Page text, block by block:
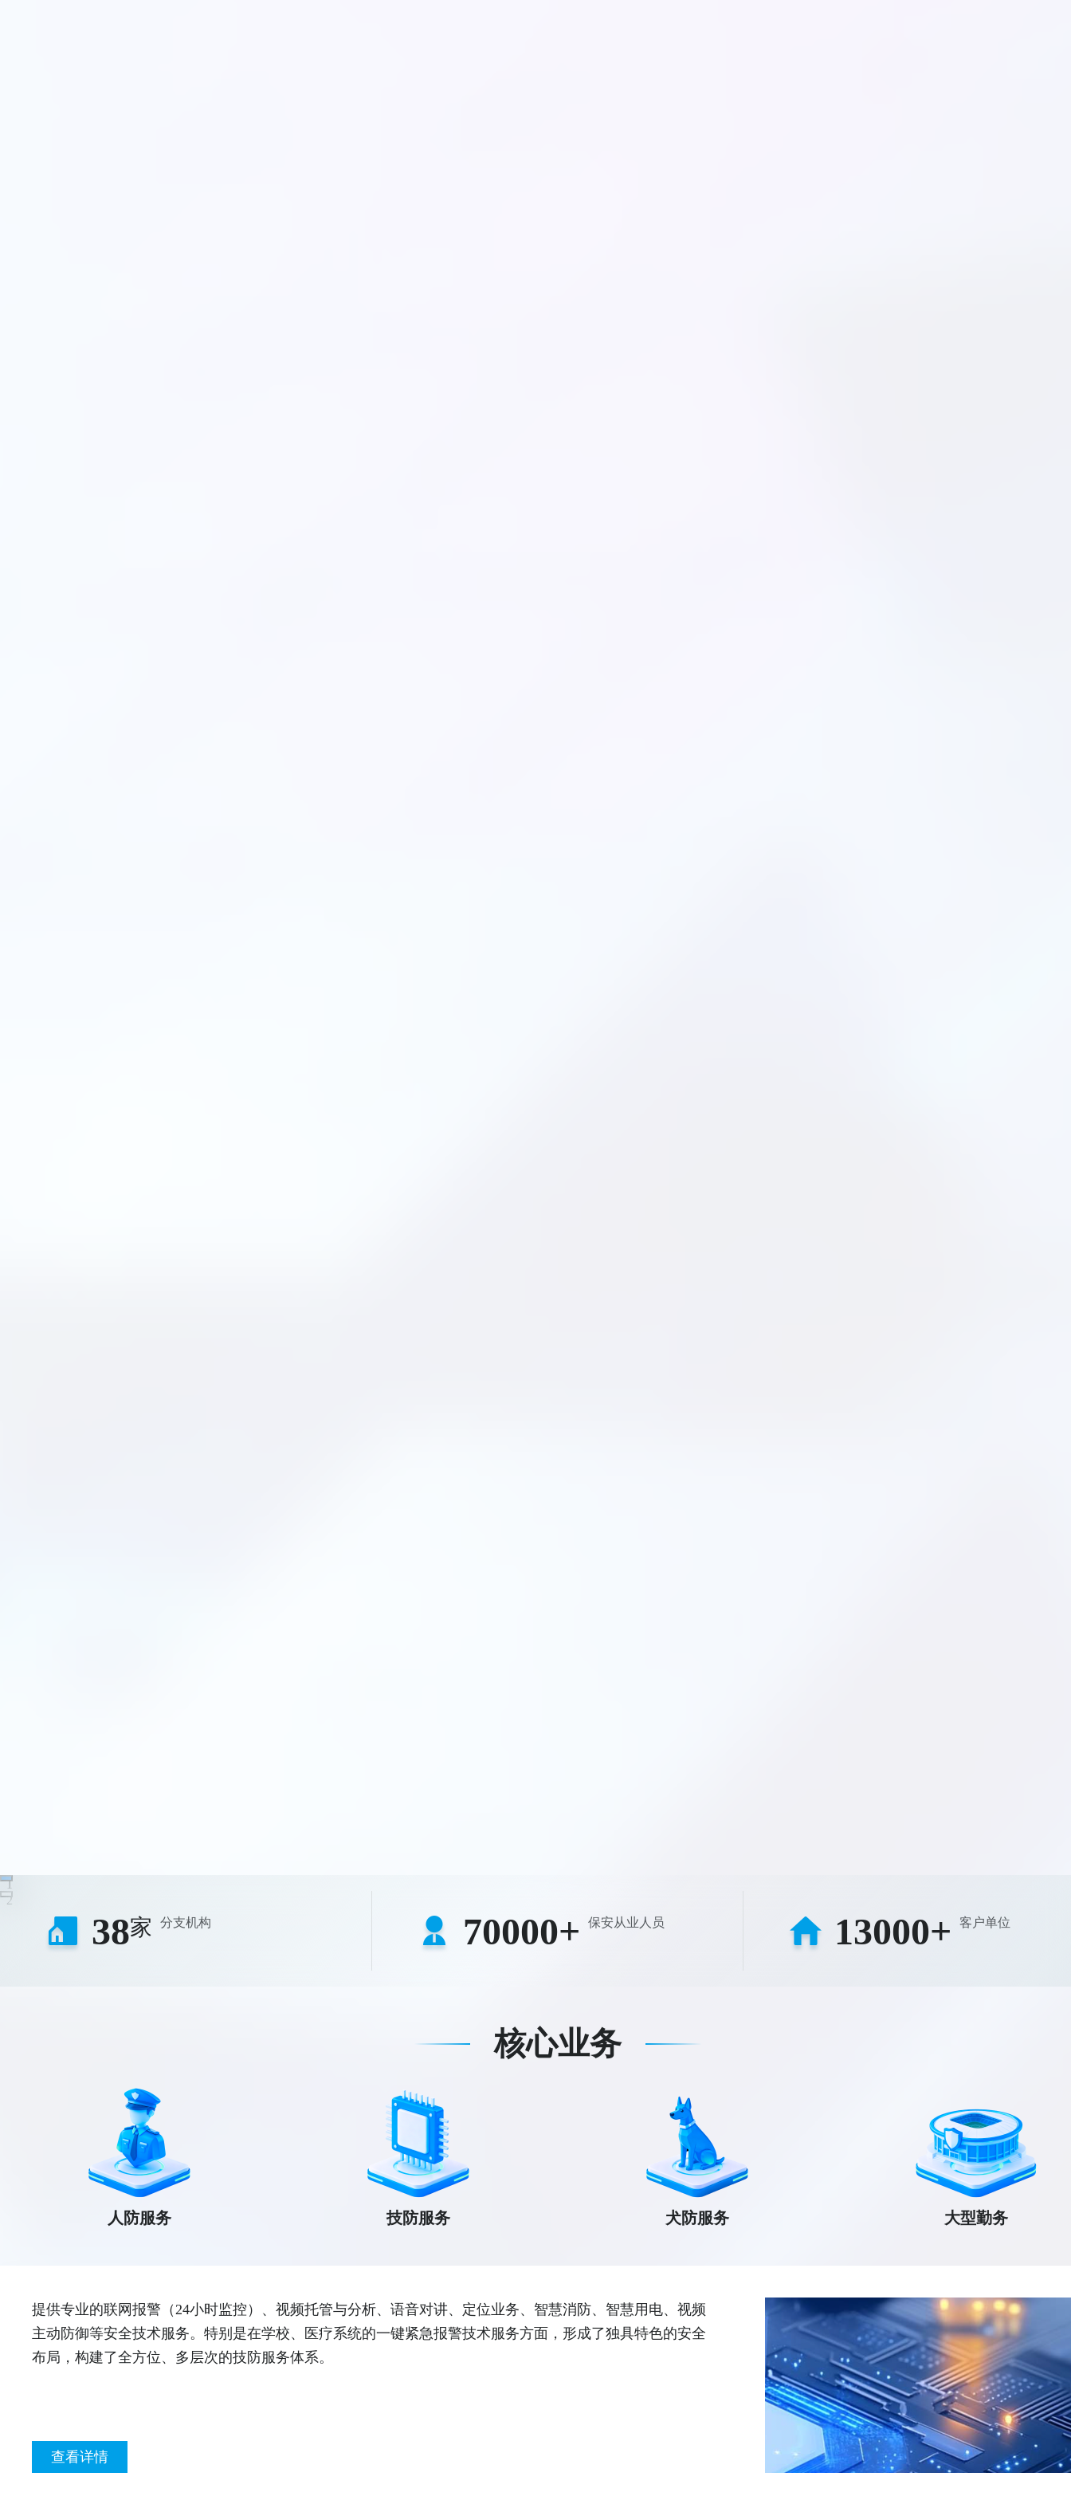
1
2
38家 分支机构 70000+ 保安从业人员 13000+ 客户单位
核心业务
人防服务 技防服务 犬防服务 大型勤务
提供专业的联网报警（24小时监控）、视频托管与分析、语音对讲、定位业务、智慧消防、智慧用电、视频
主动防御等安全技术服务。特别是在学校、医疗系统的一键紧急报警技术服务方面，形成了独具特色的安全
布局，构建了全方位、多层次的技防服务体系。
查看详情